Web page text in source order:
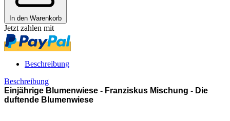
In den Warenkorb
Jetzt zahlen mit
Beschreibung
Beschreibung
Einjährige Blumenwiese - Franziskus Mischung - Die
duftende Blumenwiese